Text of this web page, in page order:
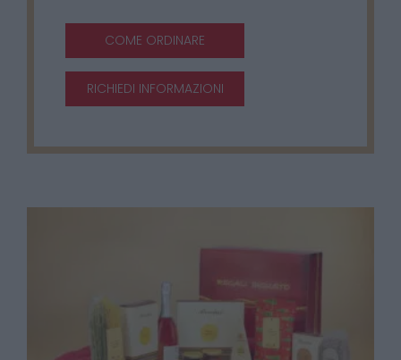
COME ORDINARE
RICHIEDI INFORMAZIONI